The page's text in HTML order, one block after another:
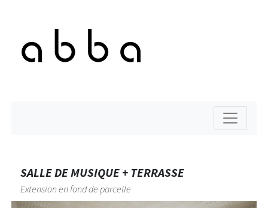
SALLE DE MUSIQUE + TERRASSE
Extension en fond de parcelle